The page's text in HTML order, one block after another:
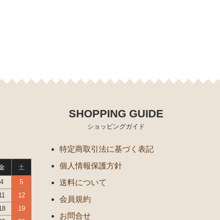
土
4
5
12
19
SHOPPING GUIDE
ショッピングガイド
特定商取引法に基づく表記
個人情報保護方針
送料について
会員規約
お問合せ